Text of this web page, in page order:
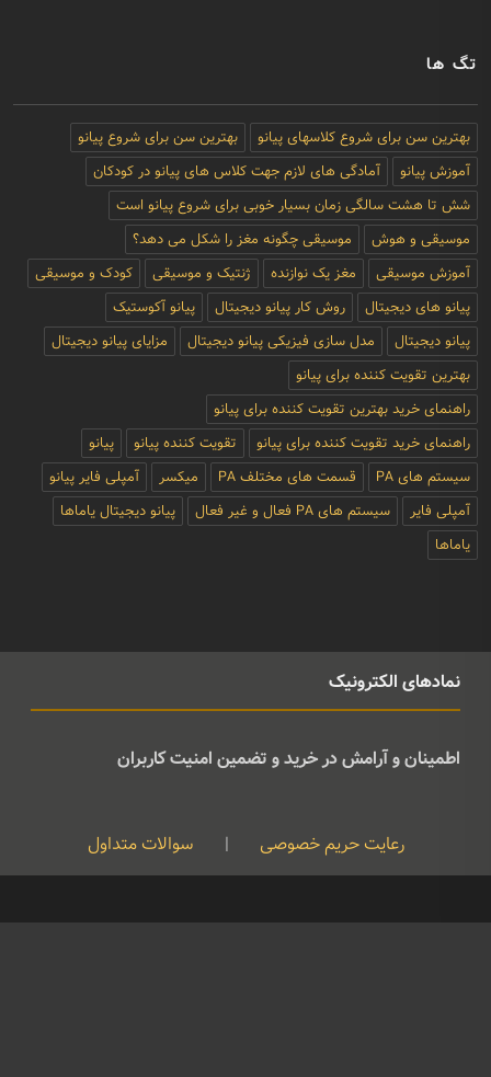
تگ ها
بهترین سن برای شروع کلاسهای پیانو
بهترین سن برای شروع پیانو
آموزش پیانو
آمادگی های لازم جهت کلاس های پیانو در کودکان
شش تا هشت سالگی زمان بسیار خوبی برای شروع پیانو است
موسیقی و هوش
موسیقی چگونه مغز را شکل می دهد؟
آموزش موسیقی
مغز یک نوازنده ژنتیک و موسیقی
کودک و موسیقی
پیانو های دیجیتال
روش کار پیانو دیجیتال
پیانو آکوستیک
پیانو دیجیتال
مدل سازی فیزیکی پیانو دیجیتال
مزایای پیانو دیجیتال
بهترین تقویت کننده برای پیانو
راهنمای خرید بهترین تقویت کننده برای پیانو
راهنمای خرید تقویت کننده برای پیانو
تقویت کننده پیانو
پیانو
سیستم های PA
قسمت های مختلف PA میکسر
آمپلی فایر پیانو
آمپلی فایر
سیستم های PA فعال و غیر فعال
پیانو دیجیتال یاماها
یاماها
نمادهای الکترونیک
اطمینان و آرامش در خرید و تضمین امنیت کاربران
رعایت حریم خصوصی | سوالات متداول